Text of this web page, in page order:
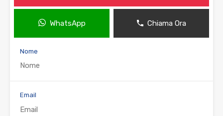
WhatsApp Chiama Ora
Nome
Email